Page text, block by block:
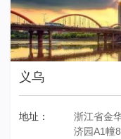
义乌
地址：
浙江省金
济园A1幢